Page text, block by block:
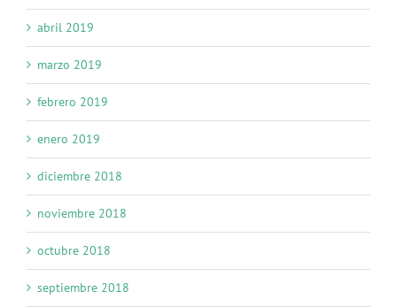
abril 2019
marzo 2019
febrero 2019
enero 2019
diciembre 2018
noviembre 2018
octubre 2018
septiembre 2018